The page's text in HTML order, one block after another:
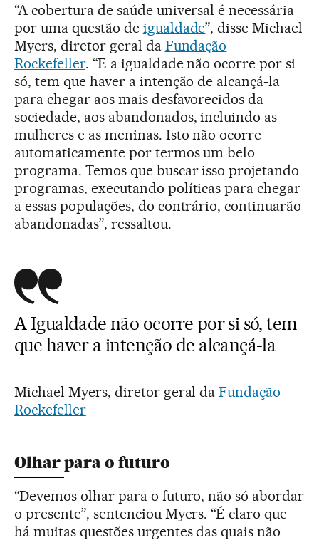
“A cobertura de saúde universal é necessária
por uma questão de igualdade”, disse Michael
Myers, diretor geral da Fundação
Rockefeller. “E a igualdade não ocorre por si
só, tem que haver a intenção de alcançá-la
para chegar aos mais desfavorecidos da
sociedade, aos abandonados, incluindo as
mulheres e as meninas. Isto não ocorre
automaticamente por termos um belo
programa. Temos que buscar isso projetando
programas, executando políticas para chegar
a essas populações, do contrário, continuarão
abandonadas”, ressaltou.
A Igualdade não ocorre por si só, tem
que haver a intenção de alcançá-la
Michael Myers, diretor geral daFundação
Rockefeller
Olhar para o futuro
“Devemos olhar para o futuro, não só abordar
o presente”, sentenciou Myers. “É claro que
há muitas questões urgentes das quais não